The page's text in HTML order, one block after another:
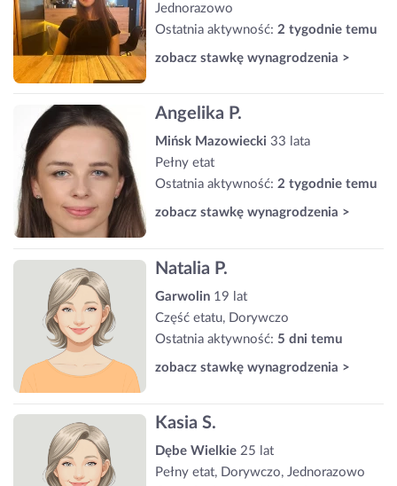
Jednorazowo
Ostatnia aktywność: 2 tygodnie temu
zobacz stawkę wynagrodzenia >
Angelika P.
Mińsk Mazowiecki 33 lata
Pełny etat
Ostatnia aktywność: 2 tygodnie temu
zobacz stawkę wynagrodzenia >
Natalia P.
Garwolin 19 lat
Część etatu, Dorywczo
Ostatnia aktywność: 5 dni temu
zobacz stawkę wynagrodzenia >
Kasia S.
Dębe Wielkie 25 lat
Pełny etat, Dorywczo, Jednorazowo